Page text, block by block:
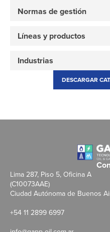
Normas de gestión
Líneas y productos
Industrias
DESCARGAR
Lima 287, Piso 5, Oficina A
(C10073AAE)
Ciudad Autónoma de Buenos
+54 11 2899 6997